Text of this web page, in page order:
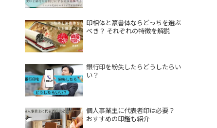
印相体と篆書体ならどっちを選ぶ
べき？ それぞれの特徴を解説
銀行印を紛失したらどうしたらい
い？
個人事業主に代表者印は必要？
おすすめの印鑑も紹介